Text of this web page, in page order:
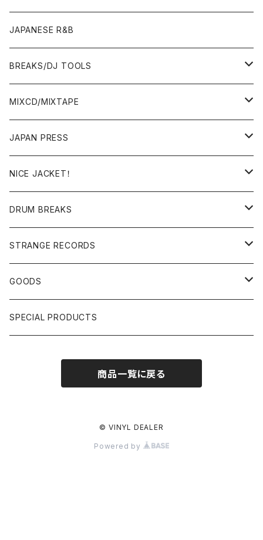
OTHERS
JAPANESE R&B
BREAKS/DJ TOOLS
BREAKS/MEGAMIX/CUT UP
RE-EDIT/DJ TOOLS
MIXCD/MIXTAPE
MIXCD
日本語ラップ
JAPANESE DJ
MIXTAPE
JAPAN PRESS
LP(+ OBI)
7"/12"
NICE JACKET！
DONUTS 45
GIRLS
HIPHOP CLASSIC GALLERY
日本語ラップ CLASSIC GALLERY
DRUM BREAKS
US/UK/OTHERS
JAPANESE
STRANGE RECORDS
DRUM DRUM DRUM/KARAOKE
パチソン/AUDIO CHECK/LIBRARY
GOODS
BOOK
SPECIAL PRODUCTS
商品一覧に戻る
© VINYL DEALER
Powered by